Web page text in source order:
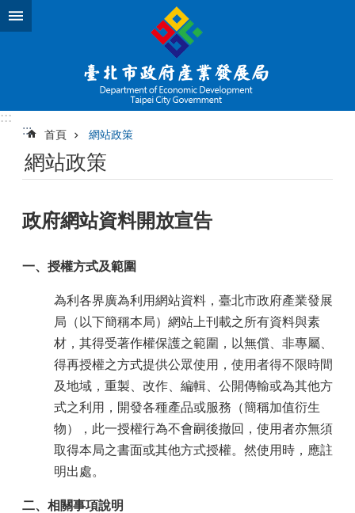
跳到主要內容區塊
:::
:::
首頁 網站政策
網站政策
政府網站資料開放宣告
一、授權方式及範圍
為利各界廣為利用網站資料，臺北市政府產業發展
局（以下簡稱本局）網站上刊載之所有資料與素
材，其得受著作權保護之範圍，以無償、非專屬、
得再授權之方式提供公眾使用，使用者得不限時間
及地域，重製、改作、編輯、公開傳輸或為其他方
式之利用，開發各種產品或服務（簡稱加值衍生
物），此一授權行為不會嗣後撤回，使用者亦無須
取得本局之書面或其他方式授權。然使用時，應註
明出處。
二、相關事項說明